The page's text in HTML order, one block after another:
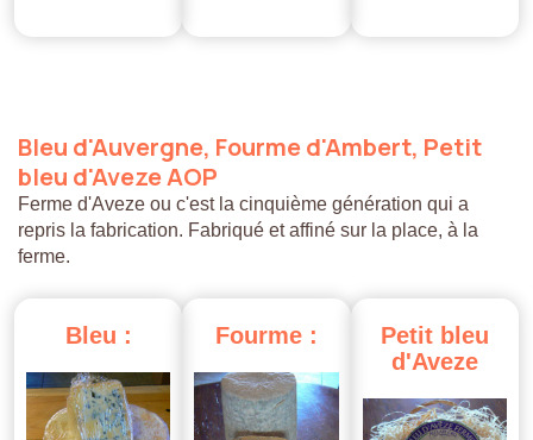
Bleu d'Auvergne, Fourmed'Ambert, Petit
bleu d'AvezeAOP
Ferme d'Aveze ou c'est la cinquième génération qui a
repris la fabrication. Fabriqué et affiné sur la place, à la
ferme.
Bleu : Fourme : Petit bleu
d'Aveze